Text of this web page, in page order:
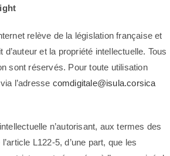
relève de la législation française et
d’auteur et la propriété intellectuelle. Tous
sont réservés. Pour toute utilisation
l’adresse comdigitale@isula.corsica
n’autorisant, aux termes des
L122-5, d’une part, que les